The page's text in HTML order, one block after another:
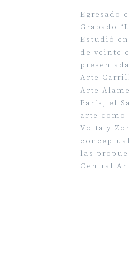
Egresado
Grabado
Estudió
de veinte
Arte
Arte
París, el
arte
Volta y
las
Central